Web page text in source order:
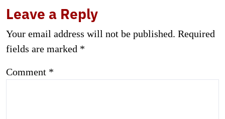
Leave a Reply
Your email address will not be published. Required
fields are marked *
Comment *